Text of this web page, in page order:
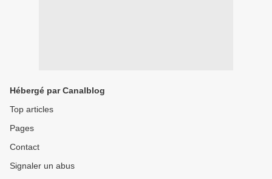
Hébergé par Canalblog
Top articles
Pages
Contact
Signaler un abus